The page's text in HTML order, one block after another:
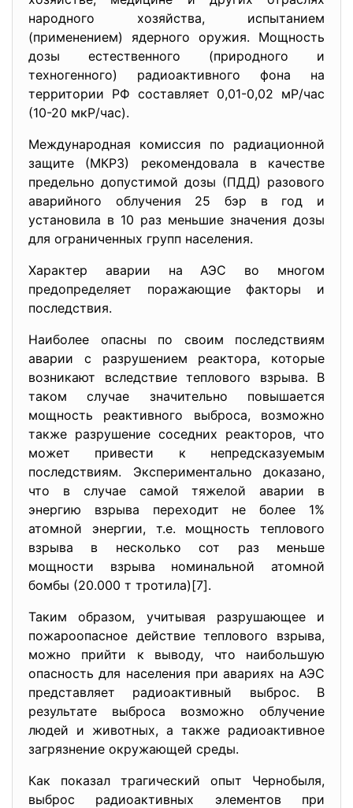
народного хозяйства, испытанием
(применением) ядерного оружия. Мощность
дозы естественного (природного и
техногенного) радиоактивного фона на
территории РФ составляет 0,01-0,02 мР/час
(10-20 мкР/час).
Международная комиссия по радиационной
защите (МКРЗ) рекомендовала в качестве
предельно допустимой дозы (ПДД) разового
аварийного облучения 25 бэр в год и
установила в 10 раз меньшие значения дозы
для ограниченных групп населения.
Характер аварии на АЭС во многом
предопределяет поражающие факторы и
последствия.
Наиболее опасны по своим последствиям
аварии с разрушением реактора, которые
возникают вследствие теплового взрыва. В
таком случае значительно повышается
мощность реактивного выброса, возможно
также разрушение соседних реакторов, что
может привести к непредсказуемым
последствиям. Экспериментально доказано,
что в случае самой тяжелой аварии в
энергию взрыва переходит не более 1%
атомной энергии, т.е. мощность теплового
взрыва в несколько сот раз меньше
мощности взрыва номинальной атомной
бомбы (20.000 т тротила)[7].
Таким образом, учитывая разрушающее и
пожароопасное действие теплового взрыва,
можно прийти к выводу, что наибольшую
опасность для населения пpи авариях на АЭС
представляет радиоактивный выброс. В
результате выброса возможно облучение
людей и животных, а также радиоактивное
загрязнение окружающей среды.
Как показал трагический опыт Чернобыля,
выброс радиоактивных элементов пpи